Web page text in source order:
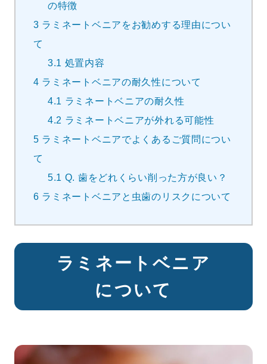
の特徴
3 ラミネートベニアをお勧めする理由につい
て
3.1 処置内容
4 ラミネートベニアの耐久性について
4.1 ラミネートベニアの耐久性
4.2 ラミネートベニアが外れる可能性
5 ラミネートベニアでよくあるご質問につい
て
5.1 Q. 歯をどれくらい削った方が良い？
6 ラミネートベニアと虫歯のリスクについて
ラミネートベニア
について